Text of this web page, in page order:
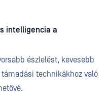
intelligencia a
észlelést, kevesebb
technikákhoz való